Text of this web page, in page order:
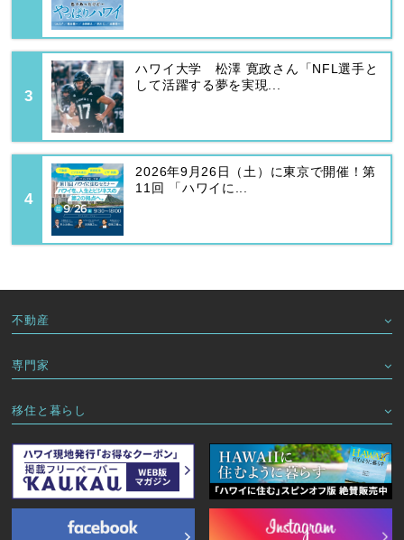
ハワイ大学 松澤 寛政さん「NFL選手と
して活躍する夢を実現...
2026年9月26日（土）に東京で開催！第
11回 「ハワイに...
不動産
専門家
移住と暮らし